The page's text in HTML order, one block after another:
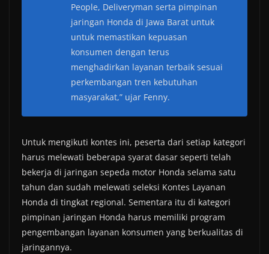
People, Deliveryman serta pimpinan
jaringan Honda di Jawa Barat untuk
untuk memastikan kepuasan
konsumen dengan terus
menghadirkan layanan terbaik sesuai
perkembangan tren kebutuhan
masyarakat,” ujar Fenny.
Untuk mengikuti kontes ini, peserta dari setiap kategori
harus melewati beberapa syarat dasar seperti telah
bekerja di jaringan sepeda motor Honda selama satu
tahun dan sudah melewati seleksi Kontes Layanan
Honda di tingkat regional. Sementara itu di kategori
pimpinan jaringan Honda harus memiliki program
pengembangan layanan konsumen yang berkualitas di
jaringannya.